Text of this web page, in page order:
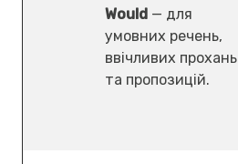
Would — для
умовних речень,
ввічливих прохань
та пропозицій.